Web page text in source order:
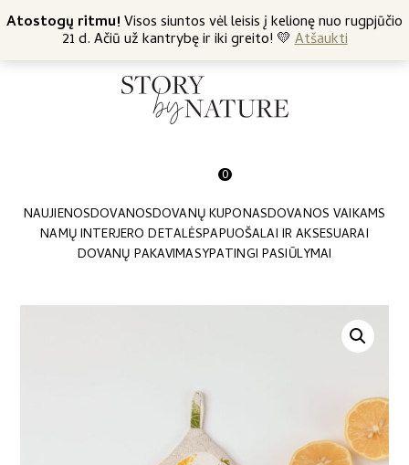
Atostogų ritmu!Visos siuntos vėl leisis į kelionę nuo rugpjūčio
21 d. Ačiū už kantrybę ir iki greito! 💛Atšaukti
Nemokamas siuntimas nuo 45 Eur +370 682 57369
0
NAUJIENOSDOVANOSDOVANŲ KUPONASDOVANOS VAIKAMS
NAMŲ INTERJERO DETALĖSPAPUOŠALAI IR AKSESUARAI
DOVANŲ PAKAVIMASYPATINGI PASIŪLYMAI